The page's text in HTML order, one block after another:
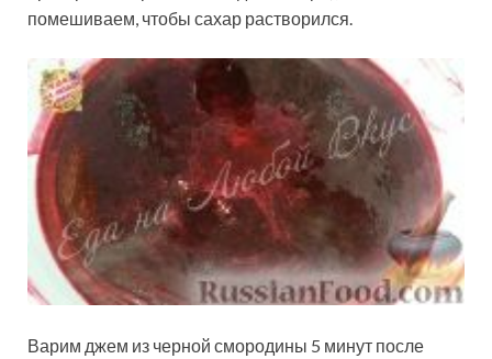
помешиваем, чтобы сахар растворился.
Варим джем из черной смородины 5 минут после